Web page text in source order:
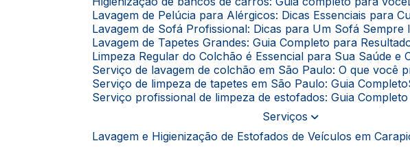
Lavagem de Pelúcia para Alérgicos: Dicas Essenciais para
Lavagem de Sofá Profissional: Dicas para Um Sofá Sempre
Lavagem de Tapetes Grandes: Guia Completo para
Limpeza Regular do Colchão é Essencial para Sua Saúde e
Serviço de lavagem de colchão em São Paulo: O que você
Serviço de limpeza de tapetes em São Paulo: Guia Completo
Serviço profissional de limpeza de estofados: Guia Completo
Serviços
Lavagem e Higienização de Estofados de Veículos em